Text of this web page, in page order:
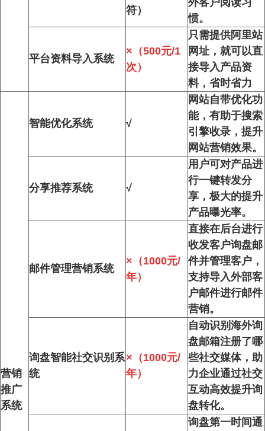
符）
惯。
平台资料导入系统
×（500元/1
次）
只需提供阿里站
网址，就可以直
接导入产品资
料，省时省力
营销
推广
系统
智能优化系统 √
网站自带优化功
能，有助于搜索
引擎收录，提升
网站营销效果。
分享推荐系统 √
用户可对产品进
行一键转发分
享，极大的提升
产品曝光率。
邮件管理营销系统
×（1000元/
年）
直接在后台进行
收发客户询盘邮
件并管理客户，
支持导入外部客
户邮件进行邮件
营销。
询盘智能社交识别系
统
×（1000元/
年）
自动识别海外询
盘邮箱注册了哪
些社交媒体，助
力企业通过社交
互动高效提升询
盘转化。
询盘第一时间通